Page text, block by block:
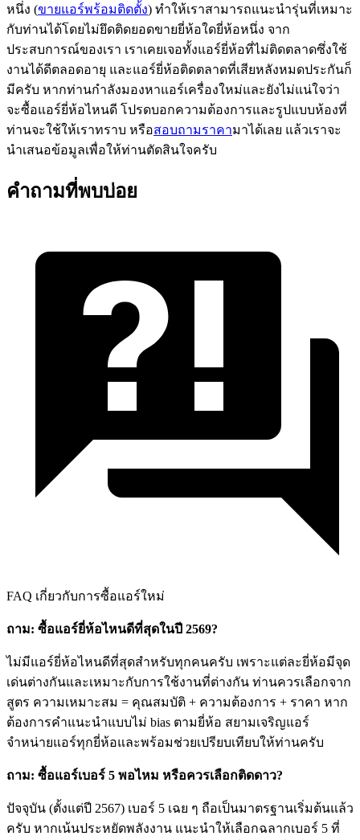
หนึ่ง (ขายแอร์พร้อมติดตั้ง) ทำให้เราสามารถแนะนำรุ่นที่เหมาะ
กับท่านได้โดยไม่ยึดติดยอดขายยี่ห้อใดยี่ห้อหนึ่ง จาก
ประสบการณ์ของเรา เราเคยเจอทั้งแอร์ยี่ห้อที่ไม่ติดตลาดซึ่งใช้
งานได้ดีตลอดอายุ และแอร์ยี่ห้อติดตลาดที่เสียหลังหมดประกันก็
มีครับ หากท่านกำลังมองหาแอร์เครื่องใหม่และยังไม่แน่ใจว่า
จะซื้อแอร์ยี่ห้อไหนดี โปรดบอกความต้องการและรูปแบบห้องที่
ท่านจะใช้ให้เราทราบ หรือสอบถามราคามาได้เลย แล้วเราจะ
นำเสนอข้อมูลเพื่อให้ท่านตัดสินใจครับ
คำถามที่พบบ่อย
FAQ เกี่ยวกับการซื้อแอร์ใหม่
ถาม: ซื้อแอร์ยี่ห้อไหนดีที่สุดในปี 2569?
ไม่มีแอร์ยี่ห้อไหนดีที่สุดสำหรับทุกคนครับ เพราะแต่ละยี่ห้อมีจุด
เด่นต่างกันและเหมาะกับการใช้งานที่ต่างกัน ท่านควรเลือกจาก
สูตร ความเหมาะสม = คุณสมบัติ + ความต้องการ + ราคา หาก
ต้องการคำแนะนำแบบไม่ bias ตามยี่ห้อ สยามเจริญแอร์
จำหน่ายแอร์ทุกยี่ห้อและพร้อมช่วยเปรียบเทียบให้ท่านครับ
ถาม: ซื้อแอร์เบอร์ 5 พอไหม หรือควรเลือกติดดาว?
ปัจจุบัน (ตั้งแต่ปี 2567) เบอร์ 5 เฉย ๆ ถือเป็นมาตรฐานเริ่มต้นแล้ว
ครับ หากเน้นประหยัดพลังงาน แนะนำให้เลือกฉลากเบอร์ 5 ที่